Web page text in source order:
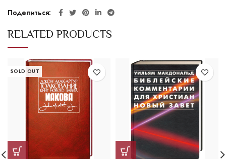
Поделиться
RELATED PRODUCTS
SOLD OUT